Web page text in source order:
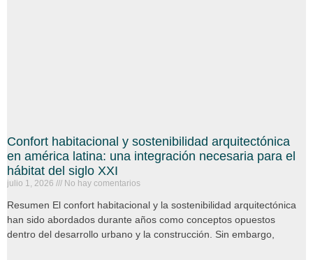
Confort habitacional y sostenibilidad arquitectónica
en américa latina: una integración necesaria para el
hábitat del siglo XXI
julio 1, 2026 No hay comentarios
Resumen El confort habitacional y la sostenibilidad arquitectónica
han sido abordados durante años como conceptos opuestos
dentro del desarrollo urbano y la construcción. Sin embargo,